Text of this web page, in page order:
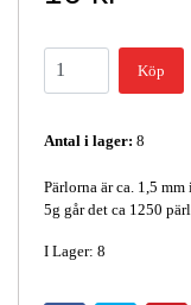
Köp
Antal i lager: 8
Pärlorna är ca. 1,5
5g går det ca 1250
I Lager: 8